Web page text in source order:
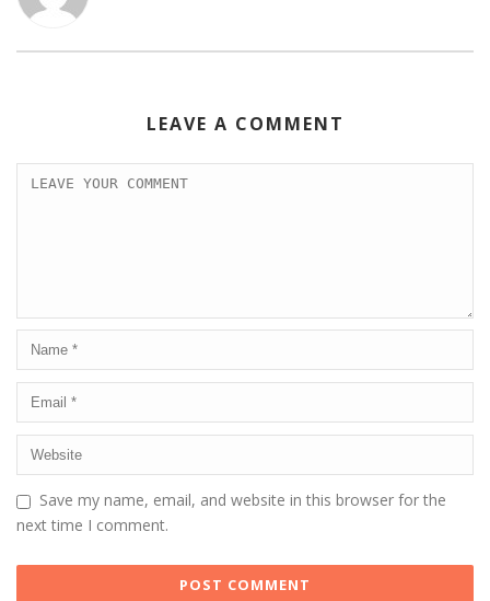
k
LEAVE A COMMENT
Save my name, email, and website in this browser for the
next time I comment.